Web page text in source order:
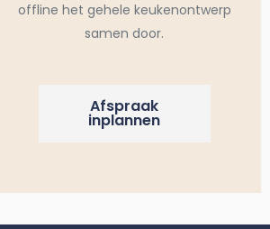
offline het gehele keukenontwerp
samen door.
Afspraak
inplannen